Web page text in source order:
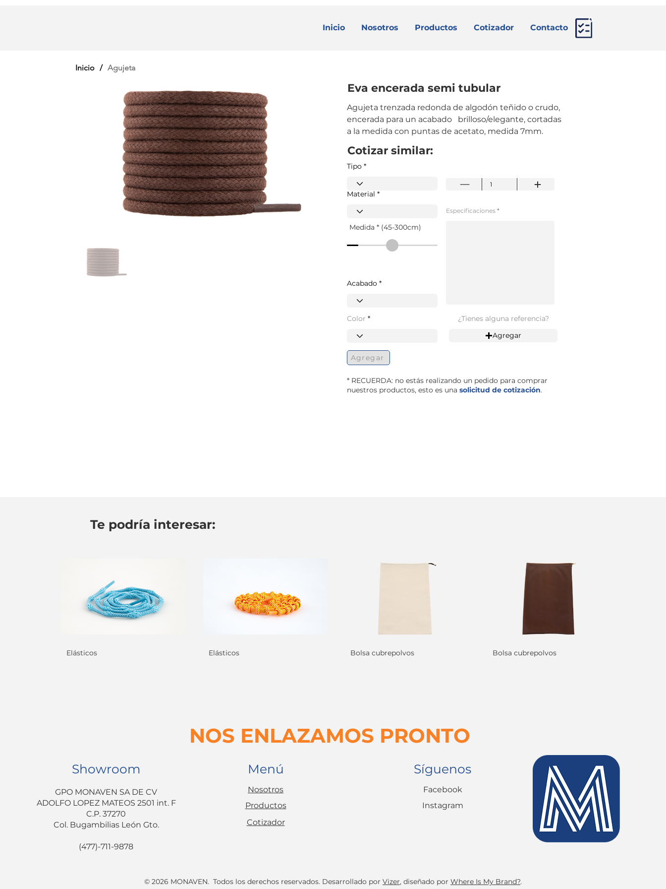
0
Inicio Nosotros Productos Cotizador Contacto
Inicio / Agujeta
Eva encerada semi tubular
Agujeta trenzada redonda de algodón teñido o crudo,
encerada para un acabado   brilloso/elegante, cortadas
a la medida con puntas de acetato, medida 7mm.
Cotizar similar:
Tipo
Material
Medida * (45-300cm)
Acabado
Color
Agregar
Especificaciones
¿Tienes alguna referencia?
Agregar
* RECUERDA: no estás realizando un pedido para comprar
nuestros productos, esto es una solicitud de cotización.
Te podría interesar:
Elásticos Elásticos Bolsa cubrepolvos Bolsa cubrepolvos
NOS ENLAZAMOS PRONTO
Showroom
GPO MONAVEN SA DE CV
ADOLFO LOPEZ MATEOS 2501 int. F
C.P. 37270
Col. Bugambilias León Gto.
(477)-711-9878
Menú
Nosotros
Productos
Cotizador
Síguenos
Facebook
Instagram
© 2026 MONAVEN. Todos los derechos reservados. Desarrollado por Vizer, diseñado por Where Is My Brand?.